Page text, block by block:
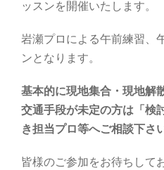
ッスンを開催いたします。
岩瀬プロによる午前練習、
ンとなります。
基本的に現地集合・現地解
交通手段が未定の方は「検
き担当プロ等へご相談下さい
皆様のご参加をお待ちして